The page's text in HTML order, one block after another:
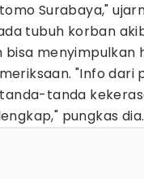
Surabaya,"
tubuh korban
bisa menyimpulkan
"Info dari
tanda
pungkas dia.